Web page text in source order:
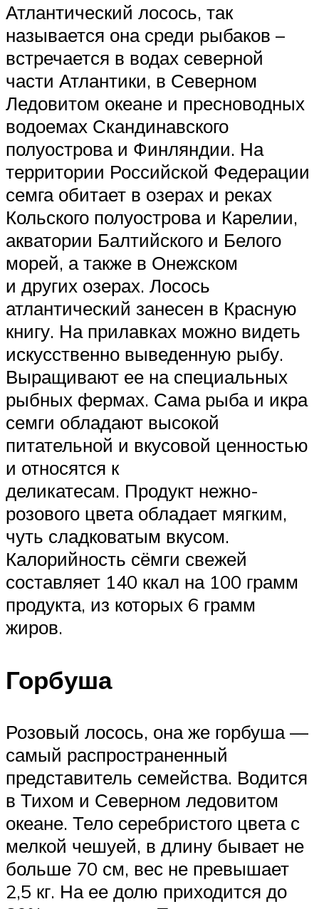
Атлантический лосось, так
называется она среди рыбаков –
встречается в водах северной
части Атлантики, в Северном
Ледовитом океане и пресноводных
водоемах Скандинавского
полуострова и Финляндии. На
территории Российской Федерации
семга обитает в озерах и реках
Кольского полуострова и Карелии,
акватории Балтийского и Белого
морей, а также в Онежском
и других озерах. Лосось
атлантический занесен в Красную
книгу. На прилавках можно видеть
искусственно выведенную рыбу.
Выращивают ее на специальных
рыбных фермах. Сама рыба и икра
семги обладают высокой
питательной и вкусовой ценностью
и относятся к
деликатесам. Продукт нежно-
розового цвета обладает мягким,
чуть сладковатым вкусом.
Калорийность сёмги свежей
составляет 140 ккал на 100 грамм
продукта, из которых 6 грамм
жиров.
Горбуша
Розовый лосось, она же горбуша —
самый распространенный
представитель семейства. Водится
в Тихом и Северном ледовитом
океане. Тело серебристого цвета с
мелкой чешуей, в длину бывает не
больше 70 см, вес не превышает
2,5 кг. На ее долю приходится до